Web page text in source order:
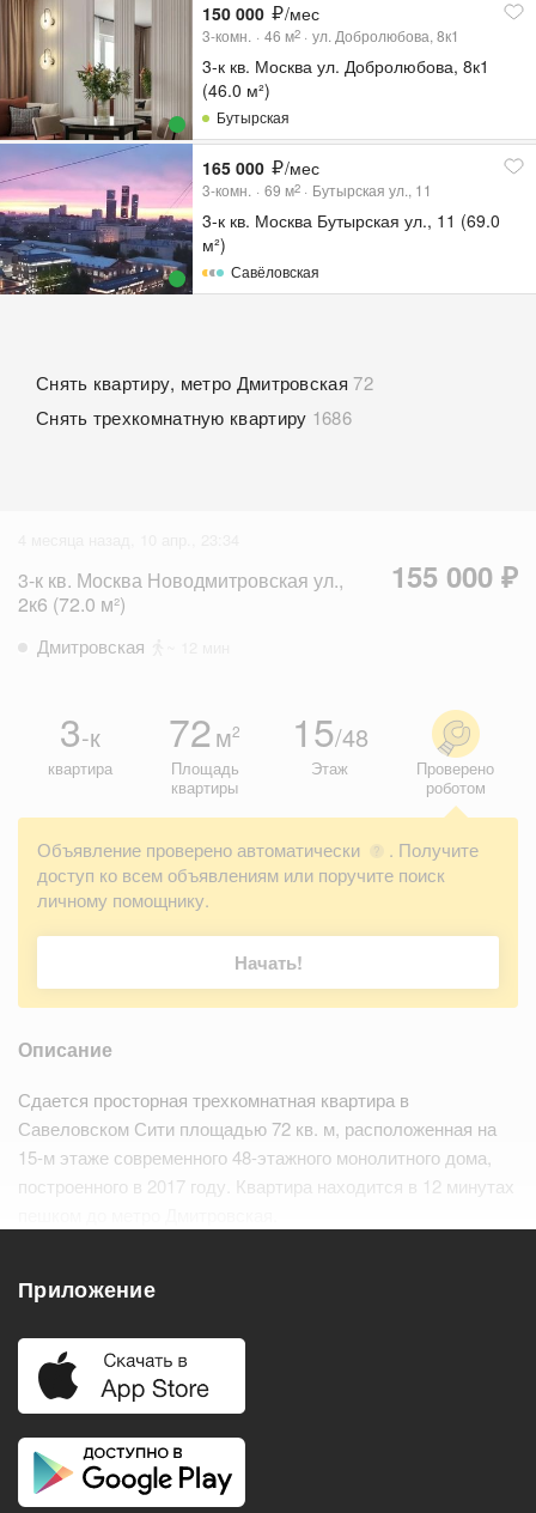
150 000 /мес
3-комн. 46 м2 ул. Добролюбова, 8к1
3-к кв. Москва ул. Добролюбова, 8к1
(46.0 м²)
Бутырская
165 000 /мес
3-комн. 69 м2 Бутырская ул., 11
3-к кв. Москва Бутырская ул., 11 (69.0
м²)
Савёловская
Снять квартиру, метро Дмитровская 72
Снять трехкомнатную квартиру 1686
3-к кв. Москва Новодмитровская ул.,
2к6 (72.0 м²)
155 000 ₽
Дмитровская
3-к
квартира
72 м2
Площадь
квартиры
15/48
Этаж
Проверено
роботом
Объявление проверено автоматически ?
. Получите
доступ ко всем объявлениям или поручите поиск
личному помощнику.
Начать!
Описание
Сдается просторная трехкомнатная квартира в
Савеловском Сити площадью 72 кв. м, расположенная на
15-м этаже современного 48-этажного монолитного дома,
построенного в 2017 году. Квартира находится в 12 минутах
Балкон
Холодильник
Телевизор
Кондиционер
Приложение